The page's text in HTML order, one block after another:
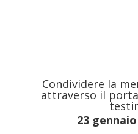
Condividere la
attraverso il
23